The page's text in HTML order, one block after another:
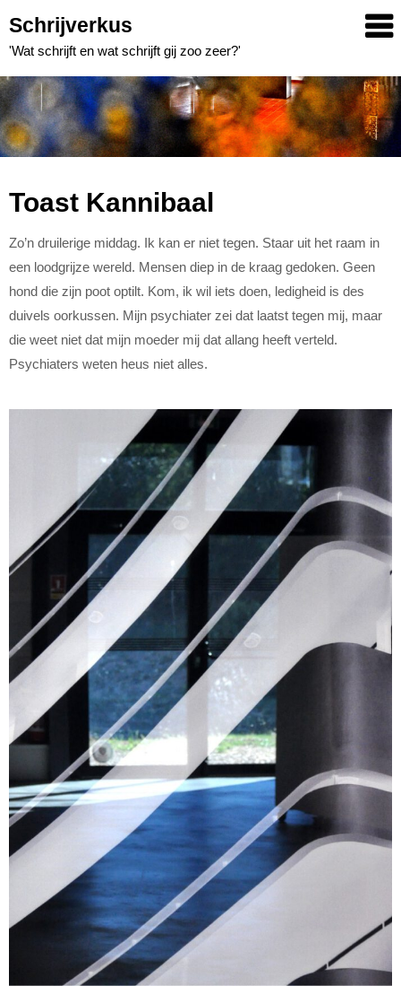
to
content
Schrijverkus
'Wat schrijft en wat schrijft gij zoo zeer?'
Toast Kannibaal
Zo’n druilerige middag. Ik kan er niet tegen. Staar uit het raam in
een loodgrijze wereld. Mensen diep in de kraag gedoken. Geen
hond die zijn poot optilt. Kom, ik wil iets doen, ledigheid is des
duivels oorkussen. Mijn psychiater zei dat laatst tegen mij, maar
die weet niet dat mijn moeder mij dat allang heeft verteld.
Psychiaters weten heus niet alles.